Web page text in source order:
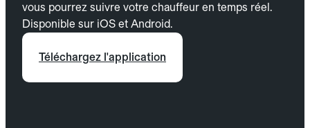
vous pourrez suivre votre chauffeur en temps réel.
Disponible sur iOS et Android.
Téléchargez l'application